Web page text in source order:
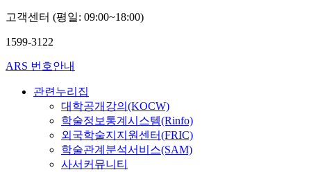
고객센터 (평일: 09:00~18:00)
1599-3122
ARS 번호안내
관련누리집
대학공개강의(KOCW)
학술정보통계시스템(Rinfo)
외국학술지지원센터(FRIC)
학술관계분석서비스(SAM)
사서커뮤니티